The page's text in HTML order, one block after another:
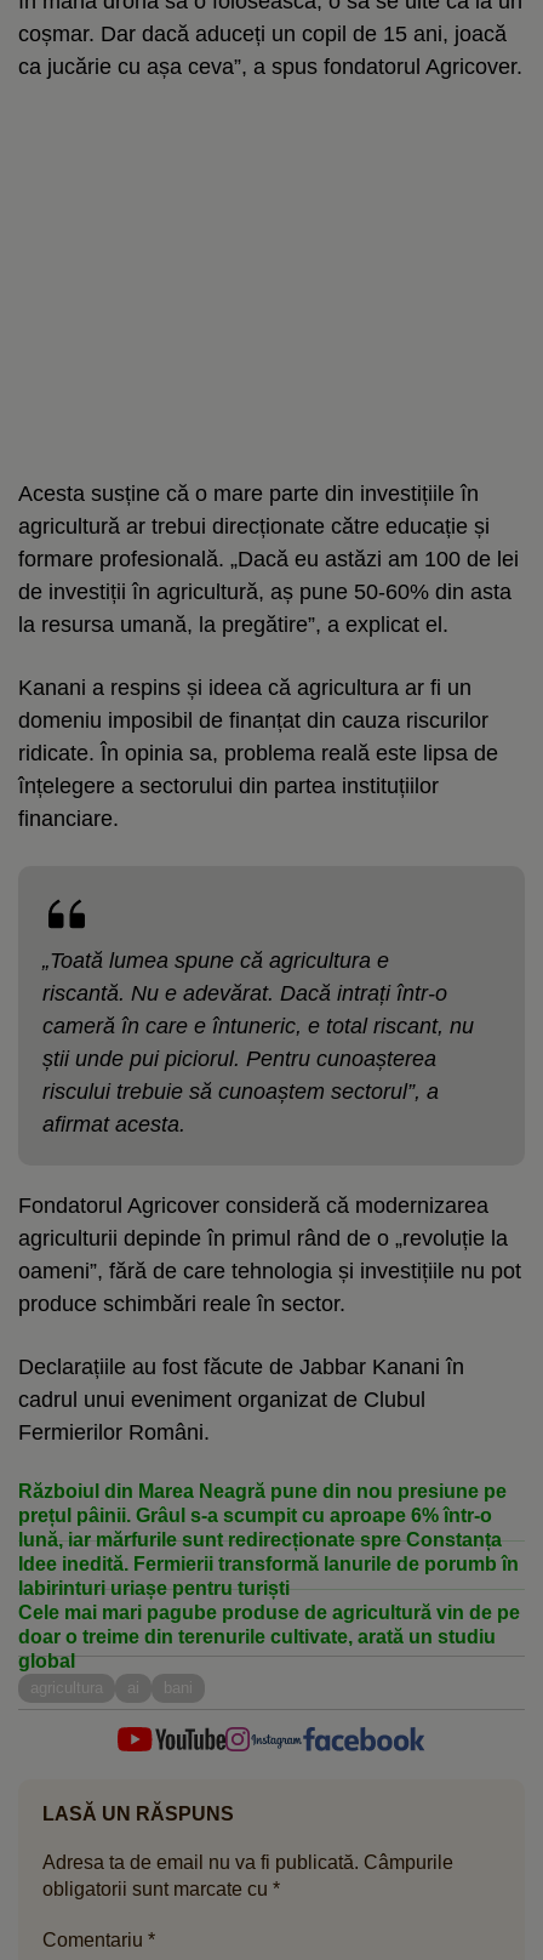
coșmar. Dar dacă aduceți un copil de 15 ani, joacă
ca jucărie cu așa ceva”, a spus fondatorul Agricover.
Acesta susține că o mare parte din investițiile în
agricultură ar trebui direcționate către educație și
formare profesională. „Dacă eu astăzi am 100 de lei
de investiții în agricultură, aș pune 50-60% din asta
la resursa umană, la pregătire”, a explicat el.
Kanani a respins și ideea că agricultura ar fi un
domeniu imposibil de finanțat din cauza riscurilor
ridicate. În opinia sa, problema reală este lipsa de
înțelegere a sectorului din partea instituțiilor
financiare.
„Toată lumea spune că agricultura e
riscantă. Nu e adevărat. Dacă intrați într-o
cameră în care e întuneric, e total riscant, nu
știi unde pui piciorul. Pentru cunoașterea
riscului trebuie să cunoaștem sectorul”, a
afirmat acesta.
Fondatorul Agricover consideră că modernizarea
agriculturii depinde în primul rând de o „revoluție la
oameni”, fără de care tehnologia și investițiile nu pot
produce schimbări reale în sector.
Declarațiile au fost făcute de Jabbar Kanani în
cadrul unui eveniment organizat de Clubul
Fermierilor Români.
Războiul din Marea Neagră pune din nou presiune pe
prețul pâinii. Grâul s-a scumpit cu aproape 6% într-o
lună, iar mărfurile sunt redirecționate spre Constanța
Idee inedită. Fermierii transformă lanurile de porumb în
labirinturi uriașe pentru turiști
Cele mai mari pagube produse de agricultură vin de pe
doar o treime din terenurile cultivate, arată un studiu
global
agricultura ai bani
LASĂ UN RĂSPUNS
Adresa ta de email nu va fi publicată. Câmpurile
obligatorii sunt marcate cu *
Comentariu *